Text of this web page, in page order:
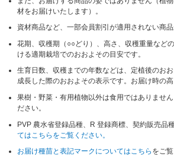
材をお届けいたします）。
資材商品など、一部会員割引が適用されない商品
花期、収穫期（○○どり）、高さ、収穫重量など
ける適期栽培でのおおよその目安です。
生育日数、収穫までの年数などは、定植後のお
成長した際のおおよその表示です。お届け時の高
果樹・野菜・有用植物以外は食用ではありませ
ださい。
PVP 農水省登録品種、R 登録商標、契約販売品
てはこちらをご覧ください。
お届け種苗と表記マークについてはこちら をご覧